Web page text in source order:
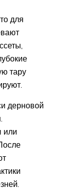
для
тару
дерновой
или